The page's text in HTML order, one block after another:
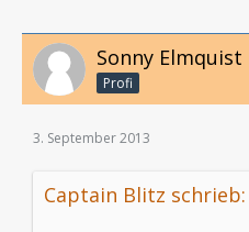
Sonny Elmquist
Profi
3. September 2013
Captain Blitz schrieb: